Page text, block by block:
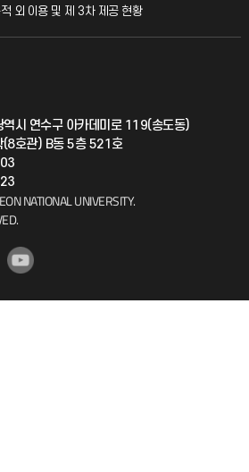
외 이용 및 제 3차 제공 현황
시 연수구 아카데미로 119(송도동)
(8호관) B동 5층 521호
NATIONAL UNIVERSITY.